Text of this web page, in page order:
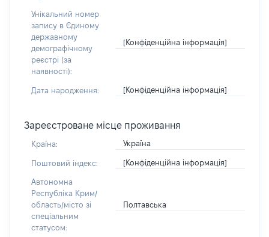
Унікальний номер
запису в Єдиному
державному
демографічному
реєстрі (за
наявності):
[Конфіденційна інформація]
Дата народження: [Конфіденційна інформація]
Зареєстроване місце проживання
Країна: Україна
Поштовий індекс: [Конфіденційна інформація]
Автономна
Республіка Крим/
область/місто зі
спеціальним
статусом:
Полтавська